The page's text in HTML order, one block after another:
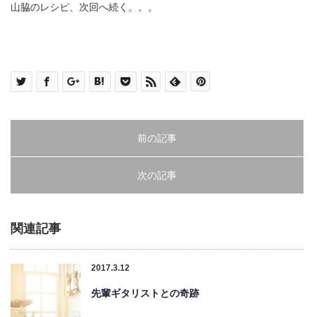
山脇のレシピ、次回へ続く。。。
前の記事
次の記事
関連記事
2017.3.12
先輩ギタリストとの奇跡